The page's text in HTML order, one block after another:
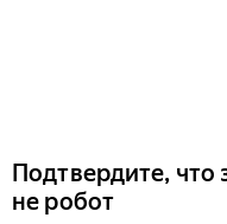
Подтвердите, что
не робот